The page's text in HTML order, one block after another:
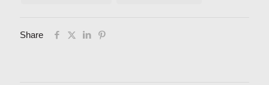
Share